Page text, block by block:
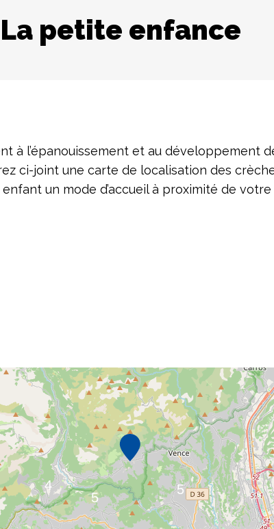
La petite enfance
à l’épanouissement et au développement
ci-joint une carte de localisation des
un mode d’accueil à proximité de